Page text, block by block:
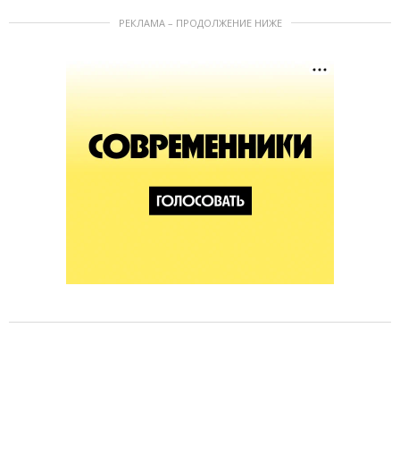
РЕКЛАМА – ПРОДОЛЖЕНИЕ НИЖЕ